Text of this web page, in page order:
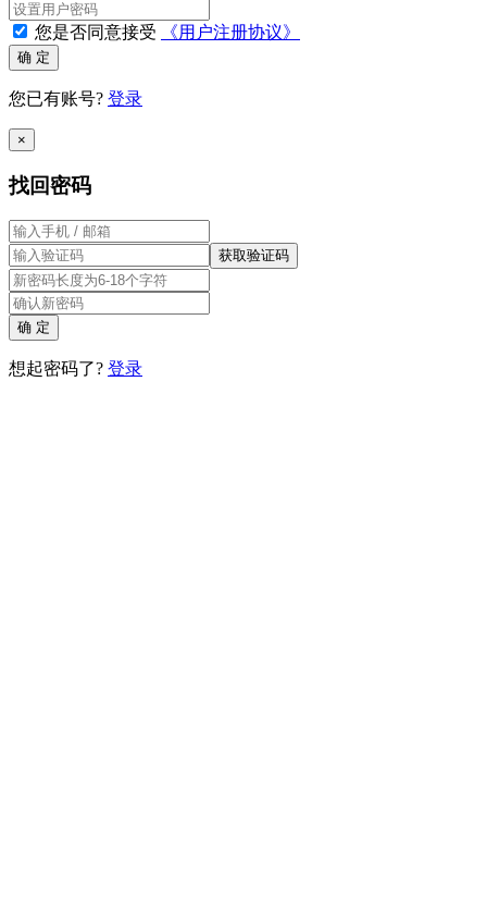
您是否同意接受 《用户注册协议》
确 定
您已有账号? 登录
×
找回密码
获取验证码
确 定
想起密码了? 登录